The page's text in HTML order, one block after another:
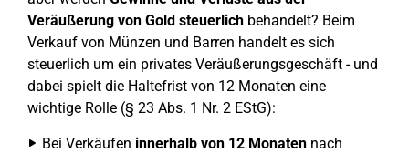
Veräußerung von Gold steuerlich behandelt? Beim
Verkauf von Münzen und Barren handelt es sich
steuerlich um ein privates Veräußerungsgeschäft - und
dabei spielt die Haltefrist von 12 Monaten eine
wichtige Rolle (§ 23 Abs. 1 Nr. 2 EStG):
Bei Verkäufen innerhalb von 12 Monaten nach